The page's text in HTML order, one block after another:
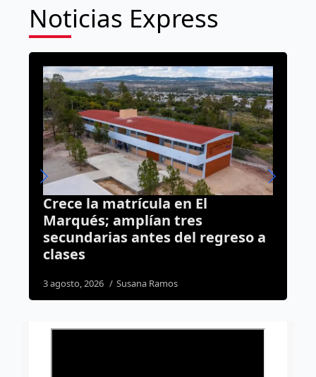
Noticias Express
regreso a
Medio Ambiente refuerza
vigilancia; 193 inspecciones
realizadas en Querétaro